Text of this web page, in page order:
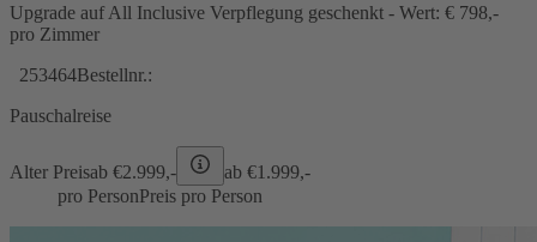
Upgrade auf All Inclusive Verpflegung geschenkt - Wert: € 798,-
pro Zimmer
253464Bestellnr.:
Pauschalreise
Alter Preisab €2.999,- ab €1.999,-
pro PersonPreis pro Person